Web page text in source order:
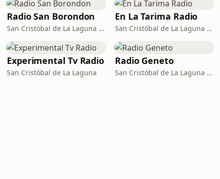
Radio San Borondon
San Cristóbal de La Laguna · 92.0 FM
En La Tarima Radio
San Cristóbal de La Laguna · 87.5 FM
Experimental Tv Radio
San Cristóbal de La Laguna
Radio Geneto
San Cristóbal de La Laguna · 107.5 FM